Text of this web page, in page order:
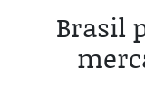
Brasil